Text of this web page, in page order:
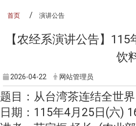
首页 演讲公告
【农经系演讲公告】
饮
2026-04-22 网站管理员
题目：从台湾茶连结全世界
日期：115年4月25日(六)